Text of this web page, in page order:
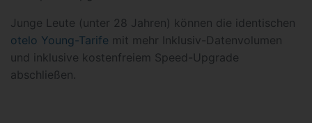
Junge Leute (unter 28 Jahren) können die identischen
otelo Young-Tarife mit mehr Inklusiv-Datenvolumen
und inklusive kostenfreiem Speed-Upgrade
abschließen.